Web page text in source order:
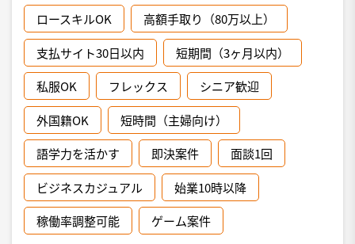
ロースキルOK 高額手取り（80万以上）
支払サイト30日以内 短期間（3ヶ月以内）
私服OK フレックス シニア歓迎
外国籍OK 短時間（主婦向け）
語学力を活かす 即決案件 面談1回
ビジネスカジュアル 始業10時以降
稼働率調整可能 ゲーム案件